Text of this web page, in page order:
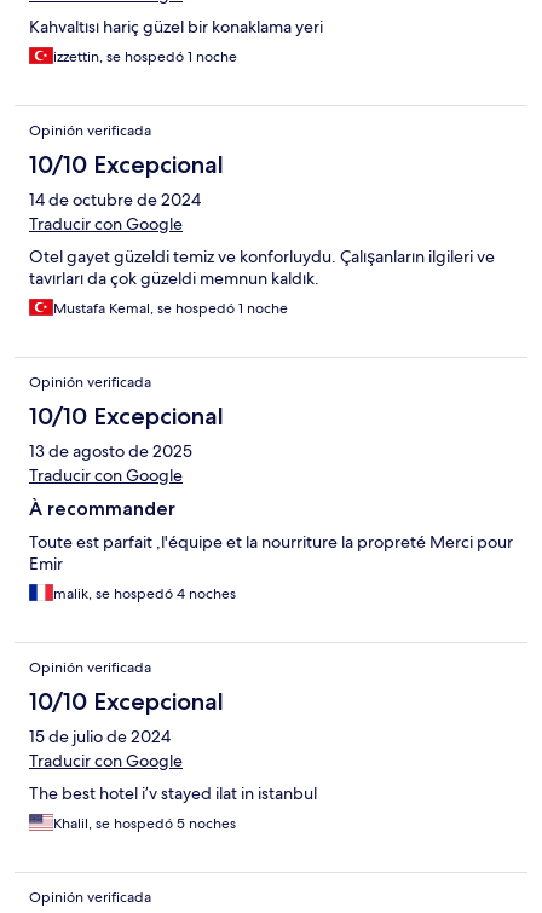
Kahvaltısı hariç güzel bir konaklama yeri
izzettin, se hospedó 1 noche
Opinión verificada
10/10 Excepcional
14 de octubre de 2024
Traducir con Google
Otel gayet güzeldi temiz ve konforluydu. Çalışanların ilgileri ve
tavırları da çok güzeldi memnun kaldık.
Mustafa Kemal, se hospedó 1 noche
Opinión verificada
10/10 Excepcional
13 de agosto de 2025
Traducir con Google
À recommander
Toute est parfait ,l'équipe et la nourriture la propreté Merci pour
Emir
malik, se hospedó 4 noches
Opinión verificada
10/10 Excepcional
15 de julio de 2024
Traducir con Google
The best hotel i’v stayed ilat in istanbul
Khalil, se hospedó 5 noches
Opinión verificada